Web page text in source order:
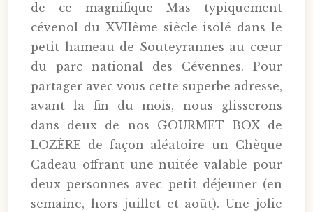
de ce magnifique Mas typiquement
cévenol du XVIIème siècle isolé dans le
petit hameau de Souteyrannes au cœur
du parc national des Cévennes. Pour
partager avec vous cette superbe adresse,
avant la fin du mois, nous glisserons
dans deux de nos GOURMET BOX de
LOZÈRE de façon aléatoire un Chèque
Cadeau offrant une nuitée valable pour
deux personnes avec petit déjeuner (en
semaine, hors juillet et août). Une jolie